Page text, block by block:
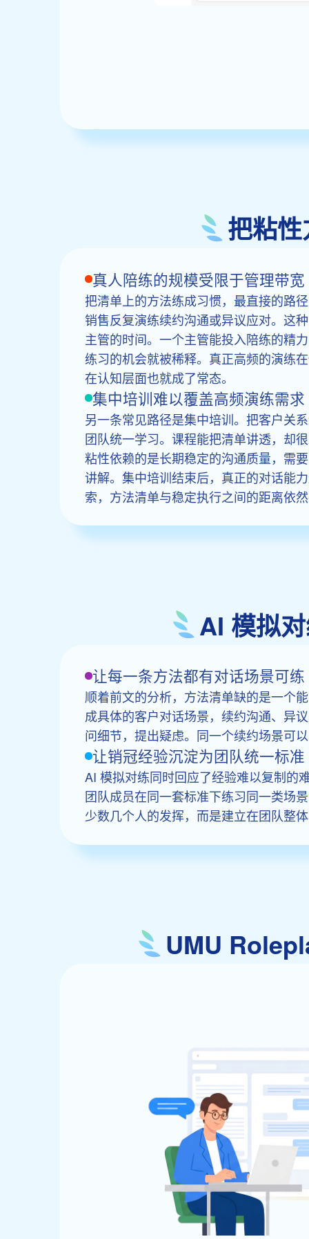
把粘
真人陪练的规模受限于管理带宽
把清单上的方法练成习惯，最直接的路
销售反复演练续约沟通或异议应对。这
主管的时间。一个主管能投入陪练的精
练习的机会就被稀释。真正高频的演练
在认知层面也就成了常态。
集中培训难以覆盖高频演练需求
另一条常见路径是集中培训。把客户关
团队统一学习。课程能把清单讲透，却
粘性依赖的是长期稳定的沟通质量，需
讲解。集中培训结束后，真正的对话能
索，方法清单与稳定执行之间的距离依
AI 模拟
让每一条方法都有对话场景可练
顺着前文的分析，方法清单缺的是一个
成具体的客户对话场景，续约沟通、异
问细节，提出疑虑。同一个续约场景可
让销冠经验沉淀为团队统一标准
AI 模拟对练同时回应了经验难以复制的
团队成员在同一套标准下练习同一类场
少数几个人的发挥，而是建立在团队整
UMU